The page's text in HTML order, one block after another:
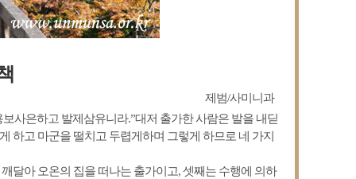
제범/사미니과
사은하고 발제삼유니라.”대저 출가한 사람은 발을 내딛
하고 마군을 떨치고 두렵게하며 그렇게 하므로 네 가지
달아 오온의 집을 떠나는 출가이고, 셋째는 수행에 의하